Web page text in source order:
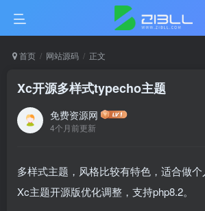
首页 网站源码 正文
Xc开源多样式typecho主题
免费资源网
4个月前更新
多样式主题，风格比较有特色，适合做
Xc主题开源版优化调整，支持php8.2。